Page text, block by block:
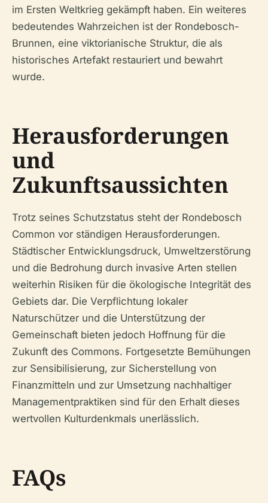
im Ersten Weltkrieg gekämpft haben. Ein weiteres
bedeutendes Wahrzeichen ist der Rondebosch-
Brunnen, eine viktorianische Struktur, die als
historisches Artefakt restauriert und bewahrt
wurde.
Herausforderungen
und
Zukunftsaussichten
Trotz seines Schutzstatus steht der Rondebosch
Common vor ständigen Herausforderungen.
Städtischer Entwicklungsdruck, Umweltzerstörung
und die Bedrohung durch invasive Arten stellen
weiterhin Risiken für die ökologische Integrität des
Gebiets dar. Die Verpflichtung lokaler
Naturschützer und die Unterstützung der
Gemeinschaft bieten jedoch Hoffnung für die
Zukunft des Commons. Fortgesetzte Bemühungen
zur Sensibilisierung, zur Sicherstellung von
Finanzmitteln und zur Umsetzung nachhaltiger
Managementpraktiken sind für den Erhalt dieses
wertvollen Kulturdenkmals unerlässlich.
FAQs